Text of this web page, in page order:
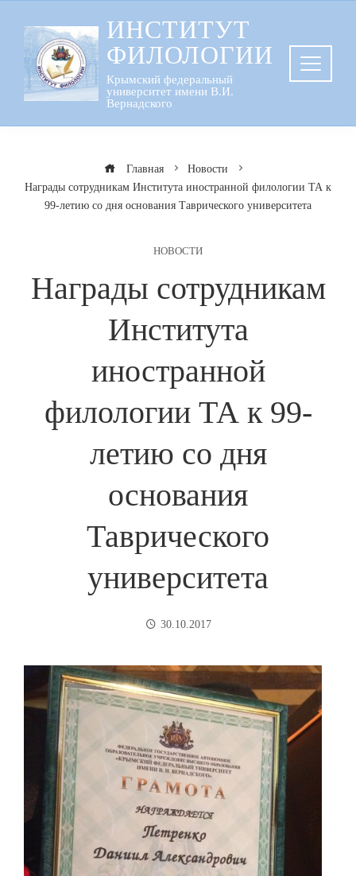
содержанию
ИНСТИТУТ
ФИЛОЛОГИИ
Крымский федеральный
университет имени В.И.
Вернадского
Главная
Новости
Награды сотрудникам Института иностранной филологии ТА к
99-летию со дня основания Таврического университета
НОВОСТИ
Награды сотрудникам
Института
иностранной
филологии ТА к 99-
летию со дня
основания
Таврического
университета
30.10.2017